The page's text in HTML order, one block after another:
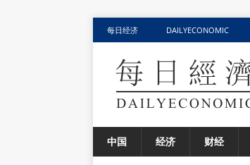
每日经济 DAILYECONOMIC
中国 经济 财经